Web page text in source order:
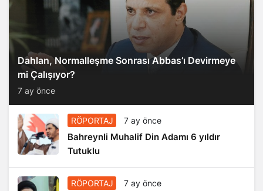
Dahlan, Normalleşme Sonrası Abbas’ı Devirmeye
mi Çalışıyor?
7 ay önce
RÖPORTAJ 7 ay önce
Bahreynli Muhalif Din Adamı 6 yıldır
Tutuklu
RÖPORTAJ 7 ay önce